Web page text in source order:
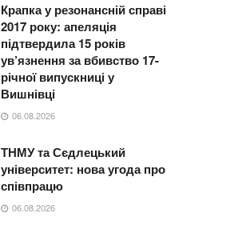
Крапка у резонансній справі
2017 року: апеляція
підтвердила 15 років
ув’язнення за вбивство 17-
річної випускниці у
Вишнівці
06.08.2026
ТНМУ та Сєдлецький
університет: нова угода про
співпрацю
06.08.2026